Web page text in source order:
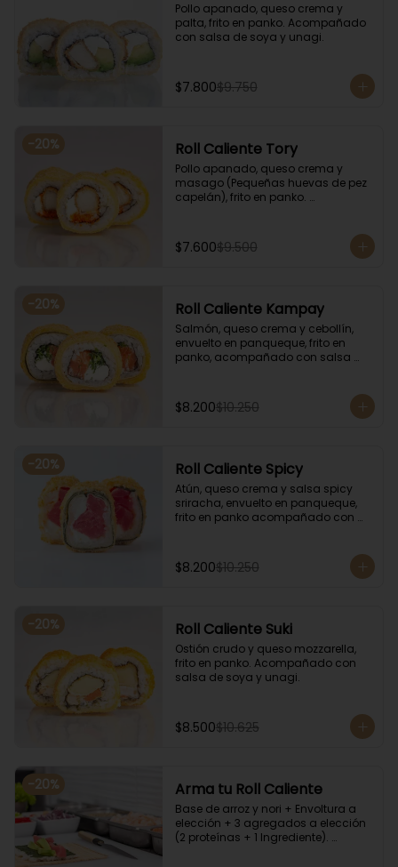
Pollo apanado, queso crema y
palta, frito en panko. Acompañado
con salsa de soya y unagi.
$7.800$9.750
-20% Roll Caliente Tory
Pollo apanado, queso crema y
masago (Pequeñas huevas de pez
capelán), frito en panko.
$7.600$9.500
-20% Roll Caliente Kampay
Salmón, queso crema y cebollín,
envuelto en panqueque, frito en
panko, acompañado con salsa
$8.200$10.250
-20% Roll Caliente Spicy
Atún, queso crema y salsa spicy
sriracha, envuelto en panqueque,
frito en panko acompañado con
$8.200$10.250
-20% Roll Caliente Suki
Ostión crudo y queso mozzarella,
frito en panko. Acompañado con
salsa de soya y unagi.
$8.500$10.625
-20% Arma tu Roll Caliente
Base de arroz y nori + Envoltura a
elección + 3 agregados a elección
(2 proteínas + 1 Ingrediente).